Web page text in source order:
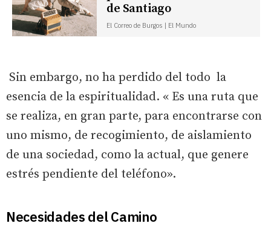
de Santiago
El Correo de Burgos | El Mundo
Sin embargo, no ha perdido del todo la
esencia de la espiritualidad. « Es una ruta que
se realiza, en gran parte, para encontrarse con
uno mismo, de recogimiento, de aislamiento
de una sociedad, como la actual, que genere
estrés pendiente del teléfono».
Necesidades del Camino